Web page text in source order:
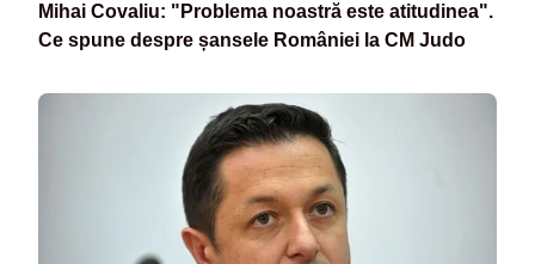
Mihai Covaliu: "Problema noastră este atitudinea".
Ce spune despre șansele României la CM Judo